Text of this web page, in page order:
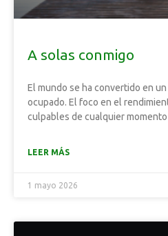
A solas conmigo
El mundo se ha convertido en
ocupado. El foco en el
culpables de cualquier
LEER MÁS
1 mayo 2026